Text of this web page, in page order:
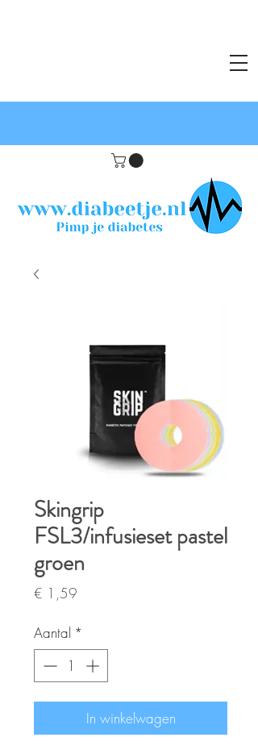
Skingrip
FSL3/infusieset pastel
groen
€ 1,59
Aantal *
In winkelwagen